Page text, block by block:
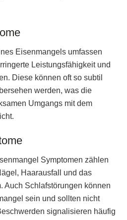
Eisenmangels umfassen
Leistungsfähigkeit und
Diese können oft so subtil
werden, was die
Umgangs mit dem
Symptomen zählen
Haarausfall und das
Auch Schlafstörungen können
sein und sollten nicht
signalisieren häufig